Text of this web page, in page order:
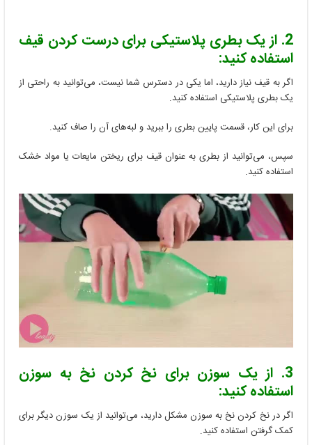
2. از یک بطری پلاستیکی برای درست کردن قیف
استفاده کنید:
اگر به قیف نیاز دارید، اما یکی در دسترس شما نیست، می‌توانید به راحتی از
یک بطری پلاستیکی استفاده کنید.
برای این کار، قسمت پایین بطری را ببرید و لبه‌های آن را صاف کنید.
سپس، می‌توانید از بطری به عنوان قیف برای ریختن مایعات یا مواد خشک
استفاده کنید.
3. از یک سوزن برای نخ کردن نخ به سوزن
استفاده کنید:
اگر در نخ کردن نخ به سوزن مشکل دارید، می‌توانید از یک سوزن دیگر برای
کمک گرفتن استفاده کنید.